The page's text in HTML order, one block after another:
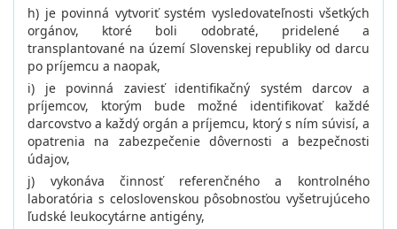
h) je povinná vytvoriť systém vysledovateľnosti všetkých
orgánov, ktoré boli odobraté, pridelené a
transplantované na území Slovenskej republiky od darcu
po príjemcu a naopak,
i) je povinná zaviesť identifikačný systém darcov a
príjemcov, ktorým bude možné identifikovať každé
darcovstvo a každý orgán a príjemcu, ktorý s ním súvisí, a
opatrenia na zabezpečenie dôvernosti a bezpečnosti
údajov,
j) vykonáva činnosť referenčného a kontrolného
laboratória s celoslovenskou pôsobnosťou vyšetrujúceho
ľudské leukocytárne antigény,